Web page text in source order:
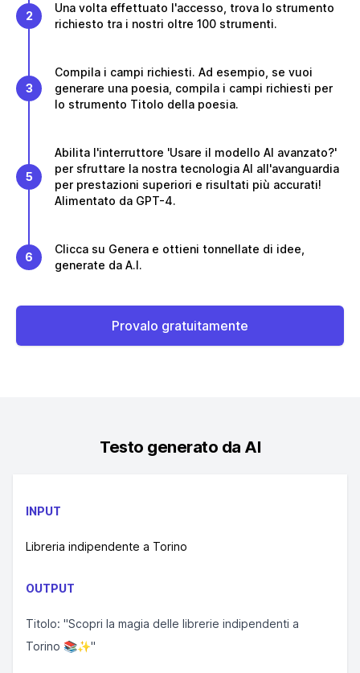
2
Una volta effettuato l'accesso, trova lo strumento
richiesto tra i nostri oltre 100 strumenti.
3
Compila i campi richiesti. Ad esempio, se vuoi
generare una poesia, compila i campi richiesti per
lo strumento Titolo della poesia.
5
Abilita l'interruttore 'Usare il modello AI avanzato?'
per sfruttare la nostra tecnologia AI all'avanguardia
per prestazioni superiori e risultati più accurati!
Alimentato da GPT-4.
6
Clicca su Genera e ottieni tonnellate di idee,
generate da A.I.
Provalo gratuitamente
Testo generato da AI
INPUT
Libreria indipendente a Torino
OUTPUT
Titolo: "Scopri la magia delle librerie indipendenti a
Torino 📚✨"